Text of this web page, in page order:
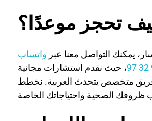
تحجز موعدًا؟
يمكنك التواصل معنا عبر واتساب
، حيث نقدم استشارات مجانية
متخصص يتحدث العربية. نخطط